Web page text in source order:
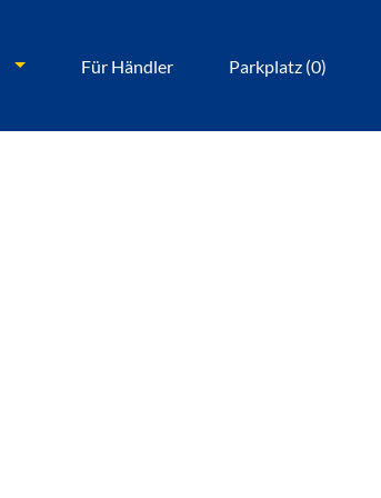
Für Händler Parkplatz (0)